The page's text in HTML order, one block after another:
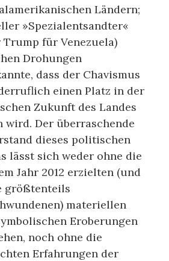
Ländern;
»Spezialentsandter«
für Venezuela)
Drohungen
dass der Chavismus
einen Platz in der
Zukunft des Landes
wird. Der überraschende
dieses politischen
lässt sich weder ohne die
Jahr 2012 erzielten (und
größtenteils
materiellen
Eroberungen
noch ohne die
Erfahrungen der